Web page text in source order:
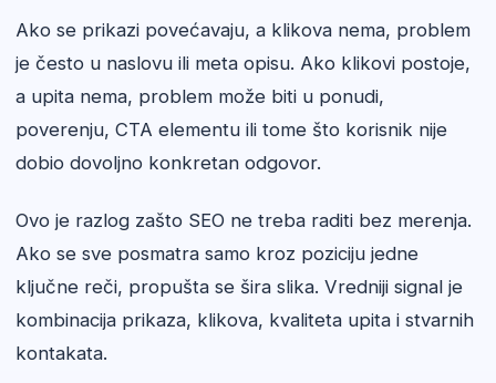
Ako se prikazi povećavaju, a klikova nema, problem
je često u naslovu ili meta opisu. Ako klikovi postoje,
a upita nema, problem može biti u ponudi,
poverenju, CTA elementu ili tome što korisnik nije
dobio dovoljno konkretan odgovor.
Ovo je razlog zašto SEO ne treba raditi bez merenja.
Ako se sve posmatra samo kroz poziciju jedne
ključne reči, propušta se šira slika. Vredniji signal je
kombinacija prikaza, klikova, kvaliteta upita i stvarnih
kontakata.